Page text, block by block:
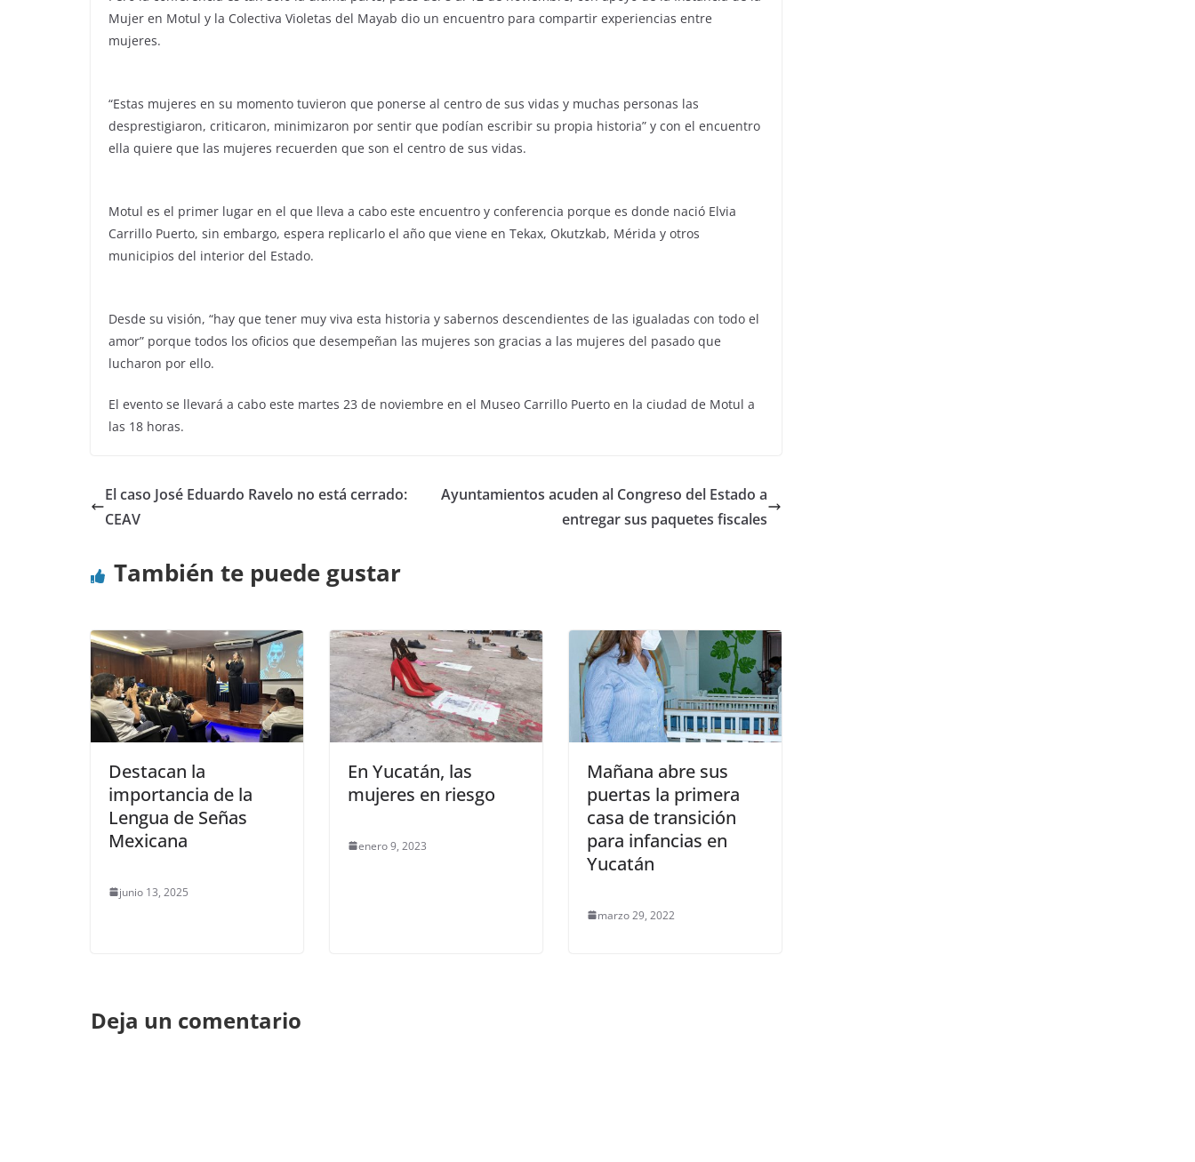
Mujer en Motul y la Colectiva Violetas del Mayab dio un encuentro para compartir experiencias entre
mujeres.
“Estas mujeres en su momento tuvieron que ponerse al centro de sus vidas y muchas personas las
desprestigiaron, criticaron, minimizaron por sentir que podían escribir su propia historia” y con el encuentro
ella quiere que las mujeres recuerden que son el centro de sus vidas.
Motul es el primer lugar en el que lleva a cabo este encuentro y conferencia porque es donde nació Elvia
Carrillo Puerto, sin embargo, espera replicarlo el año que viene en Tekax, Okutzkab, Mérida y otros
municipios del interior del Estado.
Desde su visión, “hay que tener muy viva esta historia y sabernos descendientes de las igualadas con todo el
amor” porque todos los oficios que desempeñan las mujeres son gracias a las mujeres del pasado que
lucharon por ello.
El evento se llevará a cabo este martes 23 de noviembre en el Museo Carrillo Puerto en la ciudad de Motul a
las 18 horas.
El caso José Eduardo Ravelo no está cerrado:
CEAV
Ayuntamientos acuden al Congreso del Estado a
entregar sus paquetes fiscales
También te puede gustar
Destacan la
importancia de la
Lengua de Señas
Mexicana
junio 13, 2025
En Yucatán, las
mujeres en riesgo
enero 9, 2023
Mañana abre sus
puertas la primera
casa de transición
para infancias en
Yucatán
marzo 29, 2022
Deja un comentario